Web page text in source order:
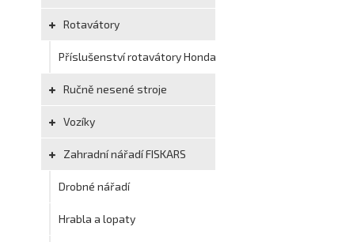
Rotavátory
Příslušenství rotavátory Honda
Ručně nesené stroje
Vozíky
Zahradní nářadí FISKARS
Drobné nářadí
Hrabla a lopaty